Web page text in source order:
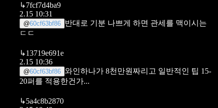
↳7fcf7d4ba9
2.15 10:31
@60cf63bf86 반대로 기분 나쁘게 하면 관세를 맥이시는
ㄷㄷ
↳13719e691e
2.15 10:36
@60cf63bf86 와인하나가 8천만원짜리고 일반적인 팁 15-
20퍼를 적용한건가...
↳5a4c8b2870